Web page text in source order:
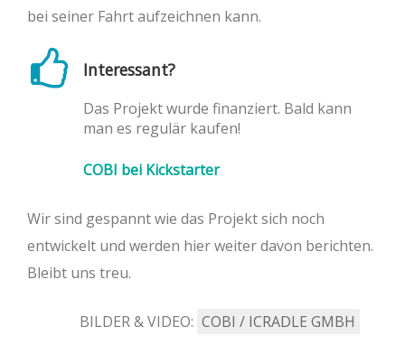
bei seiner Fahrt aufzeichnen kann.
Interessant?
Das Projekt wurde finanziert. Bald kann
man es regulär kaufen!
COBI bei Kickstarter
Wir sind gespannt wie das Projekt sich noch
entwickelt und werden hier weiter davon berichten.
Bleibt uns treu.
BILDER & VIDEO: COBI / ICRADLE GMBH